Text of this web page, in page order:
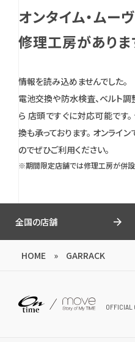
オンタイム・ムー
修理工房がありま
情報を読み込めませんでした。
電池交換や防水検査、ベルト調
ら 店頭ですぐに対応可能です。
換も承っております。 オンライ
のでぜひご利用ください。
※期間限定店舗では修理工房が併設
全国の店舗
HOME » GARRACK
OFFICIAL